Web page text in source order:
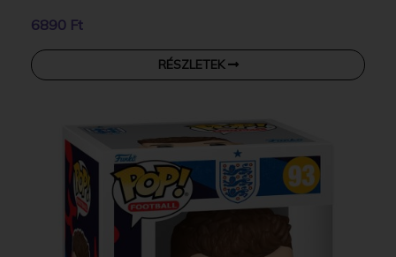
6890 Ft
RÉSZLETEK